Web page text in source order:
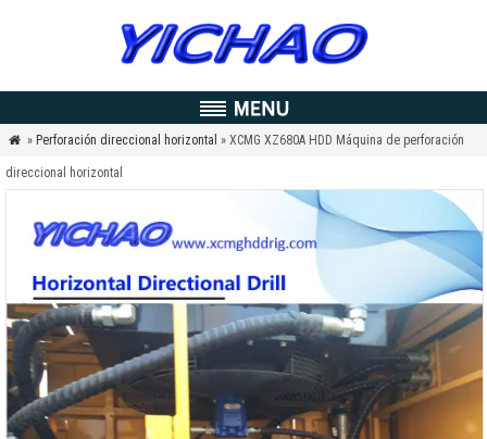
 » Perforación direccional horizontal » XCMG XZ680A HDD Máquina de perforación
direccional horizontal